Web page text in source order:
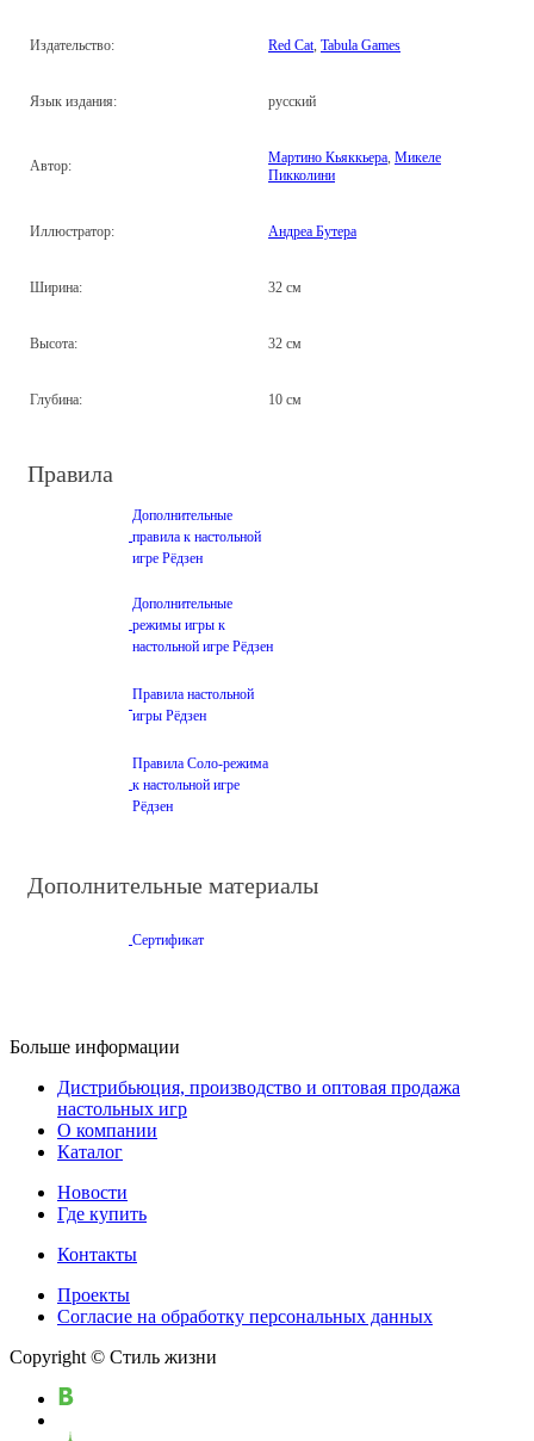
Издательство: Red Cat, Tabula Games
Язык издания: русский
Автор: Мартино Кьяккьера, Микеле
Пикколини
Иллюстратор: Андреа Бутера
Ширина: 32 см
Высота: 32 см
Глубина: 10 см
Правила
Дополнительные
правила к настольной
игре Рёдзен
Дополнительные
режимы игры к
настольной игре Рёдзен
Правила настольной
игры Рёдзен
Правила Соло-режима
к настольной игре
Рёдзен
Дополнительные материалы
Сертификат
Больше информации
Дистрибьюция, производство и оптовая продажа
настольных игр
О компании
Каталог
Новости
Где купить
Контакты
Проекты
Cогласие на обработку персональных данных
Copyright © Стиль жизни